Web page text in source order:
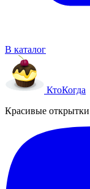
В каталог
КтоКогда
Красивые